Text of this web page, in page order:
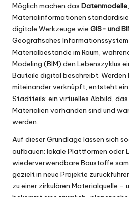
Möglich machen das Datenmodelle
Materialinformationen
digitale Werkzeuge wie GIS- und
Geografisches
Materialbestände im Raum,
Modeling (BIM) den Lebenszyklus
Bauteile digital beschreibt. Werden
miteinander verknüpft, entsteht ein
Stadtteils: ein virtuelles Abbild,
Materialien vorhanden sind und
werden.
Auf dieser Grundlage lassen sich
aufbauen: lokale Plattformen oder
wiederverwendbare Baustoffe
gezielt in neue Projekte
zu einer zirkulären Materialquelle –